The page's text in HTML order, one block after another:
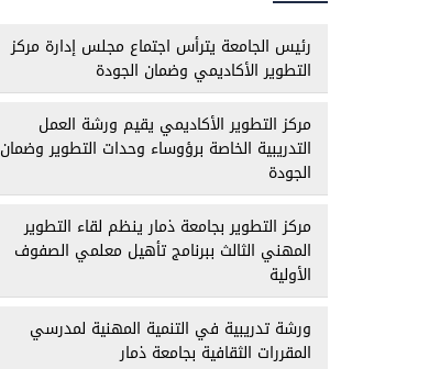
رئيس الجامعة يترأس اجتماع مجلس إدارة مركز
التطوير الأكاديمي وضمان الجودة
مركز التطوير الأكاديمي يقيم ورشة العمل
التدريبية الخاصة برؤوساء وحدات التطوير وضمان
الجودة
مركز التطوير بجامعة ذمار ينظم لقاء التطوير
المهني الثالث ببرنامج تأهيل معلمي الصفوف
الأولية
ورشة تدريبية في التنمية المهنية لمدرسي
المقررات الثقافية بجامعة ذمار